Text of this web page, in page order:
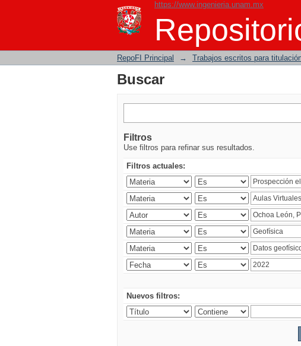
https://www.ingenieria.unam.mx
Buscar
RepoFI Principal → Trabajos escritos para
Buscar
Filtros
Use filtros para refinar sus resultados.
Filtros actuales:
Nuevos filtros: